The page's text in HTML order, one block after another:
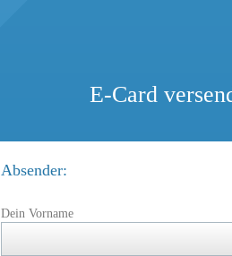
E-Card
Absender:
Dein Vorname